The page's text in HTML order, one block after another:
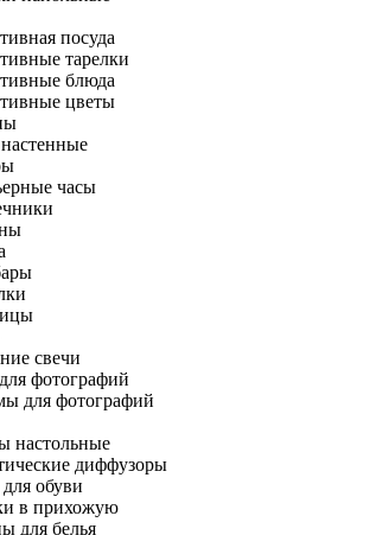
посуда
тарелки
блюда
цветы
часы
свечи
фотографий
для фотографий
настольные
диффузоры
обуви
в прихожую
для белья